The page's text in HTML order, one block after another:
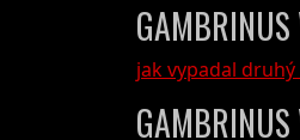
jak vypadal